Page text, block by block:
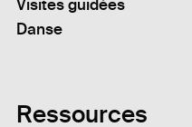
Visites guidées
Danse
Ressources